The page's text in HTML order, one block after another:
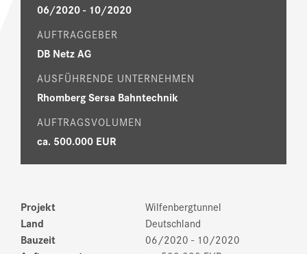
06/2020 - 10/2020
AUFTRAGGEBER
DB Netz AG
AUSFÜHRENDE UNTERNEHMEN
Rhomberg Sersa Bahntechnik
AUFTRAGSVOLUMEN
ca. 500.000 EUR
Projekt
Wilfenbergtunnel
Land
Deutschland
Bauzeit
06/2020 - 10/2020